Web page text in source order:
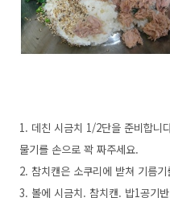
1. 데친 시금치 1/2단을 준비합니
물기를 손으로 꽉 짜주세요.
2. 참치캔은 소쿠리에 받쳐 기름
3. 볼에 시금치. 참치캔. 밥1공기